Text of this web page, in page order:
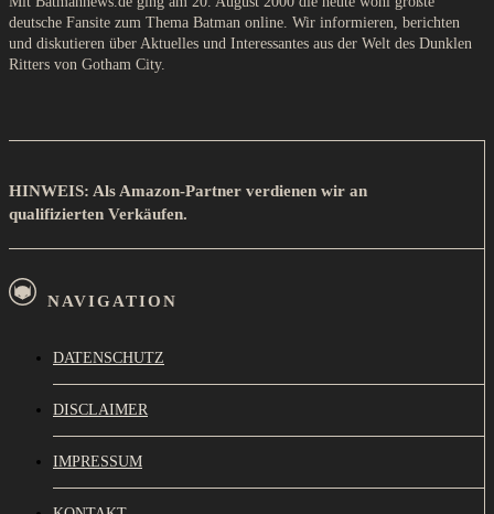
deutsche Fansite zum Thema Batman online. Wir informieren, berichten
und diskutieren über Aktuelles und Interessantes aus der Welt des Dunklen
Ritters von Gotham City.
HINWEIS: Als Amazon-Partner verdienen wir an
qualifizierten Verkäufen.
NAVIGATION
DATENSCHUTZ
DISCLAIMER
IMPRESSUM